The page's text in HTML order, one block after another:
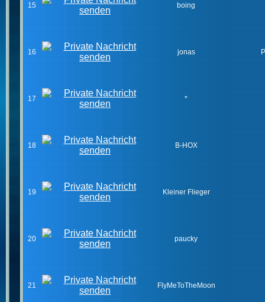
15 boing
16 jonas
17 *
18 B-HOX
19 Kleiner Flieger
20 paucky
21 FlyMeToTheMoon